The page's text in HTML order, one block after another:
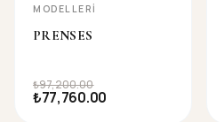
MODELLERI
PRENSES
₺97,200.00
₺77,760.00